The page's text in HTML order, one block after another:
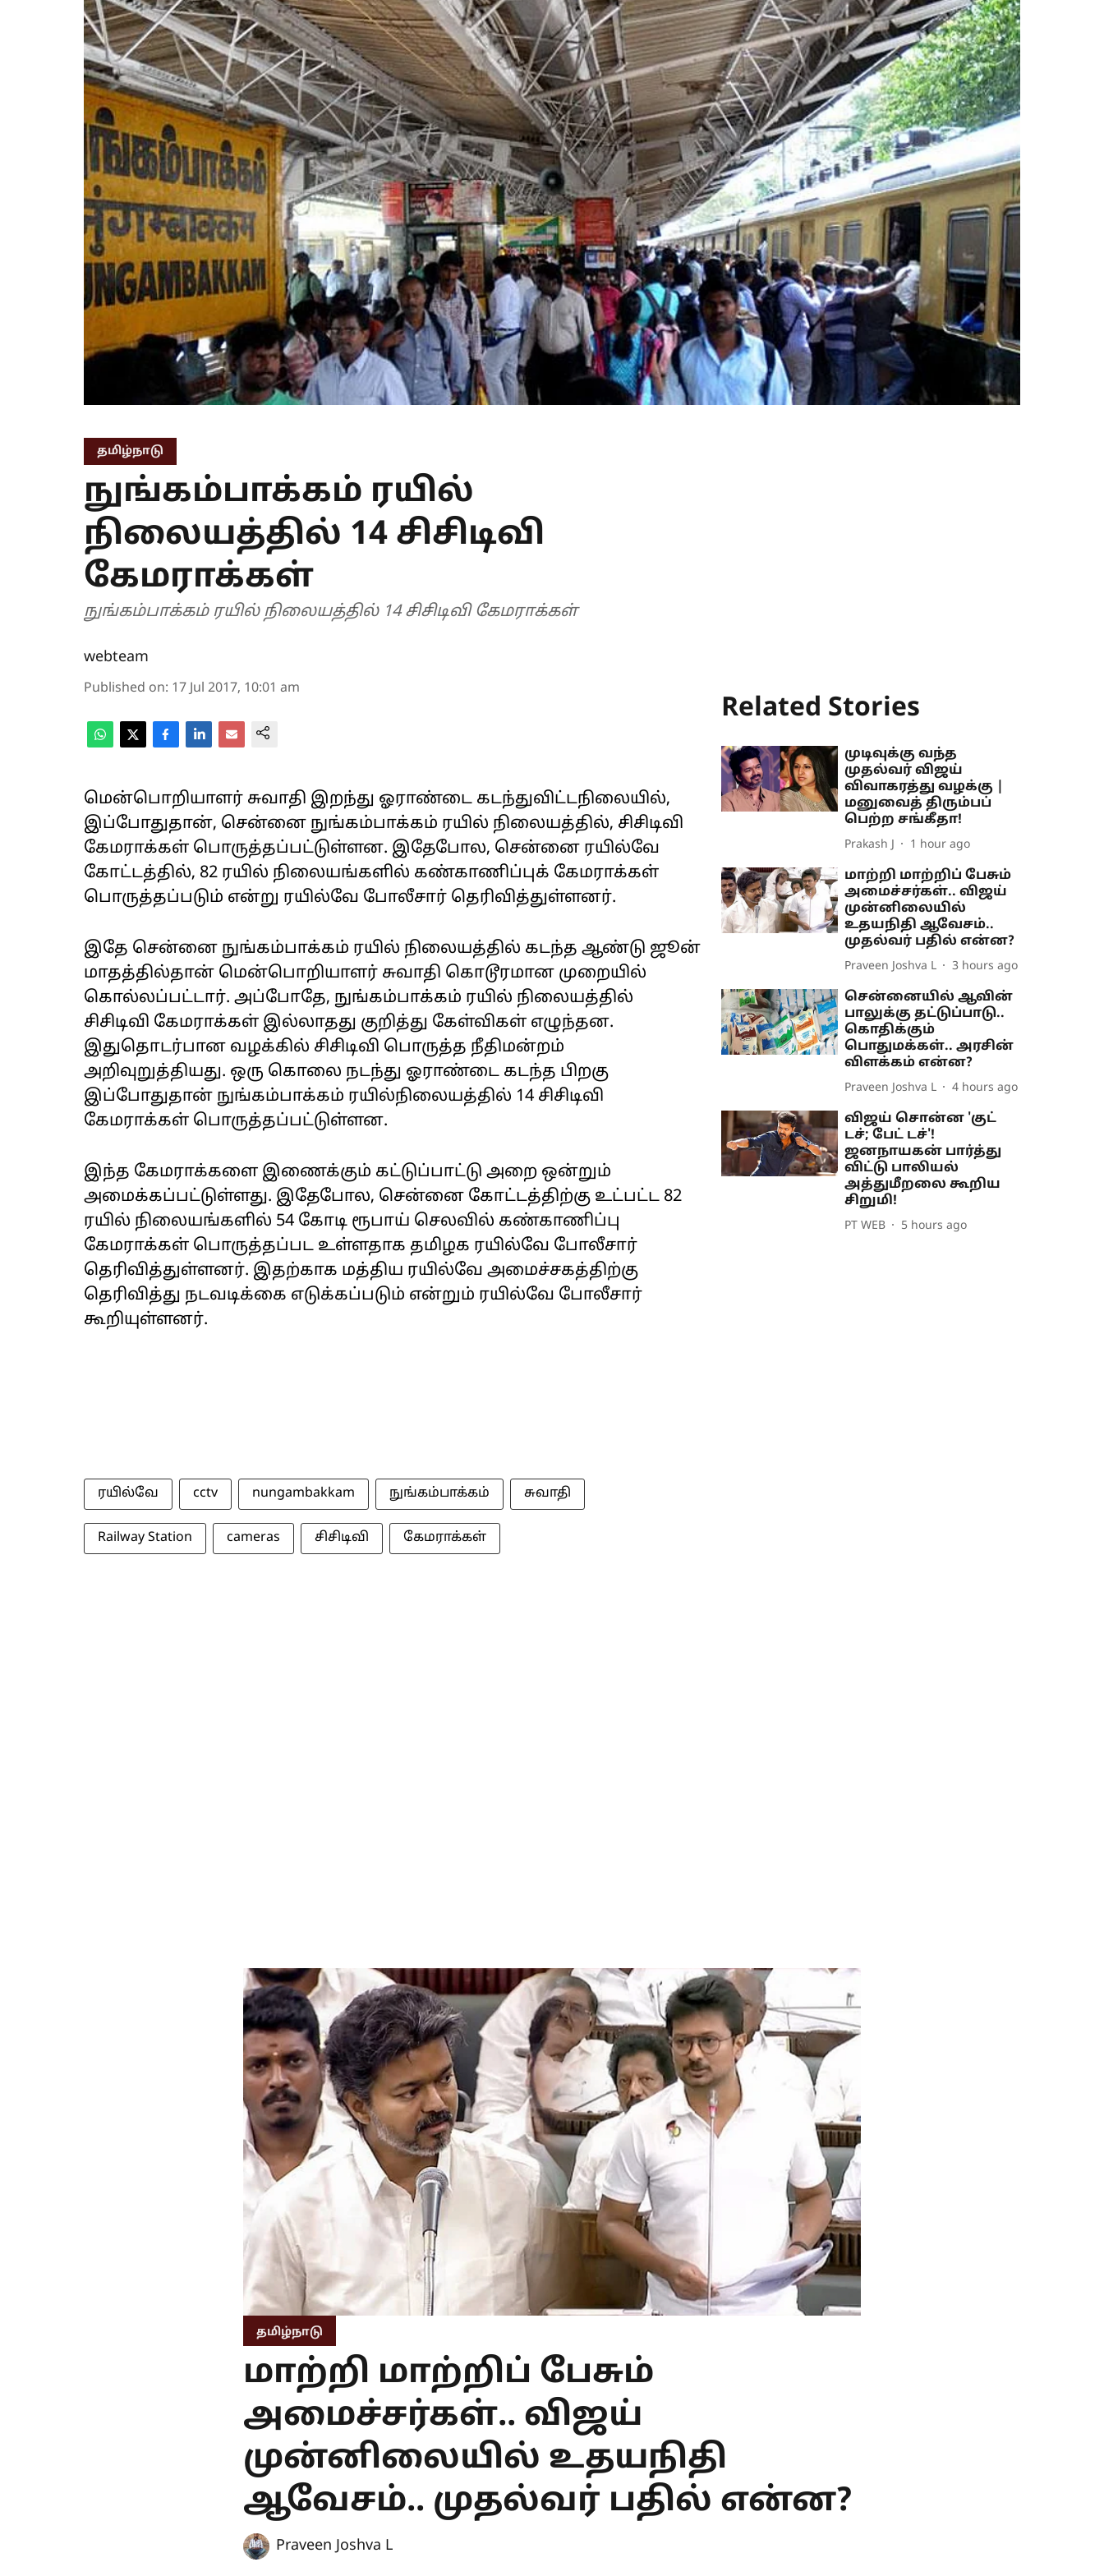
தமிழ்நாடு
நுங்கம்பாக்கம் ரயில்
நிலையத்தில் 14 சிசிடிவி
கேமராக்கள்
நுங்கம்பாக்கம் ரயில் நிலையத்தில் 14 சிசிடிவி கேமராக்கள்
webteam
Published on: 17 Jul 2017, 10:01 am
மென்பொறியாளர் சுவாதி இறந்து ஓராண்டை கடந்துவிட்டநிலையில்,
இப்போதுதான், சென்னை நுங்கம்பாக்கம் ரயில் நிலையத்தில், சிசிடிவி‌
கேமராக்கள் பொருத்தப்பட்டுள்ளன. இதேபோல, சென்னை ரயில்வே
கோட்‌டத்தில், 82 ரயில் நிலையங்களில் கண்காணிப்புக் கேமராக்கள்
பொருத்தப்படும் என்று ரயில்வே போலீசார் தெரிவித்துள்ளனர்.
இதே சென்னை நுங்கம்பாக்கம் ‌ரயில் நிலையத்தில் கடந்த ஆண்டு ஜூன்
மாதத்தில்தான் மென்பொறியாளர் சுவாதி கொடூரமான முறையில்
கொல்லப்பட்டார். அப்போதே, நுங்கம்பாக்கம் ரயில் நிலையத்தில்
சிசிடிவி கேமராக்கள் இல்லாதது குறித்து கேள்விகள் எழுந்தன.
இதுதொடர்பான வழக்கில் சிசிடிவி பொருத்த நீதிமன்றம்
அறிவுறுத்தியது.‌ ஒரு கொலை நடந்து ஓராண்டை கடந்த பிறகு
இப்போதுதான் நுங்கம்பாக்கம் ரயில்நிலையத்தில் 14 சிசிடிவி
கேமராக்கள் பொருத்தப்பட்டுள்ளன.
இந்த கேமராக்களை இணைக்கும் கட்டுப்பாட்டு அறை ஒன்றும்
அமைக்கப்பட்டுள்ளது. இதேபோல, சென்னை கோட்டத்திற்கு உட்பட்ட 82
ரயில் நிலையங்களில் 54 கோடி ரூபாய் செலவில் கண்காணிப்பு
கேமராக்கள் பொருத்தப்பட உள்ளதாக தமிழக ரயில்வே போலீசார்
தெரிவித்துள்ளனர். இதற்காக மத்திய ரயில்வே அமைச்சகத்திற்கு
தெரிவித்து நடவடிக்கை எடுக்கப்படும் என்றும் ரயில்வே போலீசார்
கூறியுள்ளனர்.
ரயில்வே cctv nungambakkam நுங்கம்பாக்கம் சுவாதி
Railway Station cameras சிசிடிவி‌ கேமராக்கள்
Related Stories
முடிவுக்கு வந்த
முதல்வர் விஜய்
விவாகரத்து வழக்கு |
மனுவைத் திரும்பப்
பெற்ற சங்கீதா!
Prakash J 1 hour ago
மாற்றி மாற்றிப் பேசும்
அமைச்சர்கள்.. விஜய்
முன்னிலையில்
உதயநிதி ஆவேசம்..
முதல்வர் பதில் என்ன?
Praveen Joshva L 3 hours ago
சென்னையில் ஆவின்
பாலுக்கு தட்டுப்பாடு..
கொதிக்கும்
பொதுமக்கள்.. அரசின்
விளக்கம் என்ன?
Praveen Joshva L 4 hours ago
விஜய் சொன்ன 'குட்
டச்; பேட் டச்'!
ஜனநாயகன் பார்த்து
விட்டு பாலியல்
அத்துமீறலை கூறிய
சிறுமி!
PT WEB 5 hours ago
தமிழ்நாடு
மாற்றி மாற்றிப் பேசும்
அமைச்சர்கள்.. விஜய்
முன்னிலையில் உதயநிதி
ஆவேசம்.. முதல்வர் பதில் என்ன?
Praveen Joshva L